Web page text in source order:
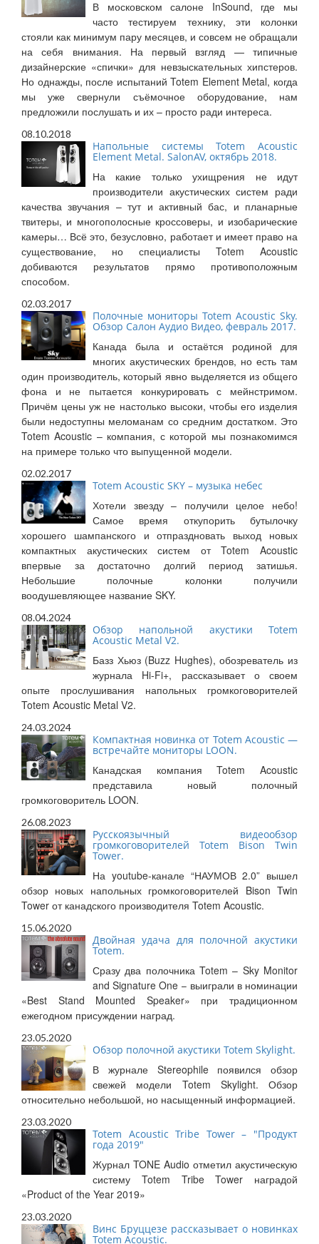
В московском салоне InSound, где мы
часто тестируем технику, эти колонки
стояли как минимум пару месяцев, и совсем не обращали
на себя внимания. На первый взгляд — типичные
дизайнерские «спички» для невзыскательных хипстеров.
Но однажды, после испытаний Totem Element Metal, когда
мы уже свернули съёмочное оборудование, нам
предложили послушать и их – просто ради интереса.
08.10.2018
Напольные системы Totem Acoustic
Element Metal. SalonAV, октябрь 2018.
На какие только ухищрения не идут
производители акустических систем ради
качества звучания – тут и активный бас, и планарные
твитеры, и многополосные кроссоверы, и изобарические
камеры… Всё это, безусловно, работает и имеет право на
существование, но специалисты Totem Acoustic
добиваются результатов прямо противоположным
способом.
02.03.2017
Полочные мониторы Totem Acoustic Sky.
Обзор Салон Аудио Видео, февраль 2017.
Канада была и остаётся родиной для
многих акустических брендов, но есть там
один производитель, который явно выделяется из общего
фона и не пытается конкурировать с мейнстримом.
Причём цены уж не настолько высоки, чтобы его изделия
были недоступны меломанам со средним достатком. Это
Totem Acoustic – компания, с которой мы познакомимся
на примере только что выпущенной модели.
02.02.2017
Totem Acoustic SKY – музыка небес
Хотели звезду – получили целое небо!
Самое время откупорить бутылочку
хорошего шампанского и отпраздновать выход новых
компактных акустических систем от Totem Acoustic
впервые за достаточно долгий период затишья.
Небольшие полочные колонки получили
воодушевляющее название SKY.
08.04.2024
Обзор напольной акустики Totem
Acoustic Metal V2.
Базз Хьюз (Buzz Hughes), обозреватель из
журнала Hi-Fi+, рассказывает о своем
опыте прослушивания напольных громкоговорителей
Totem Acoustic Metal V2.
24.03.2024
Компактная новинка от Totem Acoustic —
встречайте мониторы LOON.
Канадская компания Totem Acoustic
представила новый полочный
громкоговоритель LOON.
26.08.2023
Русскоязычный видеообзор
громкоговорителей Totem Bison Twin
Tower.
На youtube-канале “НАУМОВ 2.0” вышел
обзор новых напольных громкоговорителей Bison Twin
Tower от канадского производителя Totem Acoustic.
15.06.2020
Двойная удача для полочной акустики
Totem.
Сразу два полочника Totem – Sky Monitor
and Signature One – выиграли в номинации
«Best Stand Mounted Speaker» при традиционном
ежегодном присуждении наград.
23.05.2020
Обзор полочной акустики Totem Skylight.
В журнале Stereophile появился обзор
свежей модели Totem Skylight. Обзор
относительно небольшой, но насыщенный информацией.
23.03.2020
Totem Acoustic Tribe Tower – "Продукт
года 2019"
Журнал TONE Audio отметил акустическую
систему Totem Tribe Tower наградой
«Product of the Year 2019»
23.03.2020
Винс Бруццезе рассказывает о новинках
Totem Acoustic.